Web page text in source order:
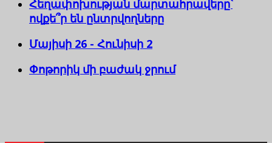
Հեղափոխության մարտահրավերը՝
ովքե՞ր են ընտրվողները
Մայիսի 26 - Հունիսի 2
Փոթորիկ մի բաժակ ջրում